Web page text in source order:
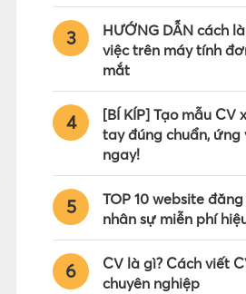
3
HƯỚNG DẪN cách
việc trên máy tính
mắt
4
[BÍ KÍP] Tạo mẫu CV
tay đúng chuẩn, ứng
ngay!
5
TOP 10 website
nhân sự miễn phí
6
CV là gì? Cách viết
chuyên nghiệp